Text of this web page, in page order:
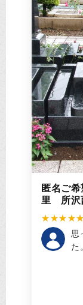
匿名ご
里 所沢
思
た。